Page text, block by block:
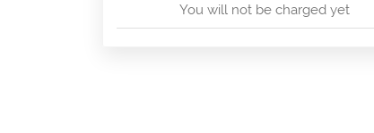
You will not be charged yet